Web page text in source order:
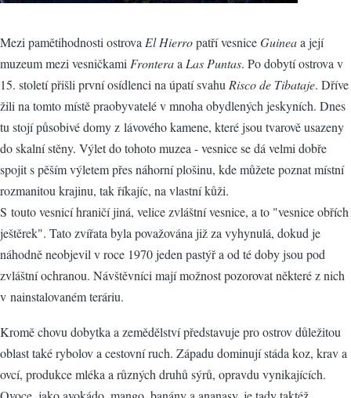
Mezi pamětihodnosti ostrova El Hierropatří vesniceGuineaa její
muzeum mezi vesničkami Fronteraa Las Puntas. Po dobytí ostrova v
15. století přišli první osídlenci na úpatí svahu Risco de Tibataje. Dříve
žili na tomto místě praobyvatelé v mnoha obydlených jeskyních. Dnes
tu stojí působivé domy z lávového kamene, které jsou tvarově usazeny
do skalní stěny. Výlet do tohoto muzea - vesnice se dá velmi dobře
spojit s pěším výletem přes náhorní plošinu, kde můžete poznat místní
rozmanitou krajinu, tak říkajíc, na vlastní kůži.
S touto vesnicí hraničí jiná, velice zvláštní vesnice, a to "vesnice obřích
ještěrek". Tato zvířata byla považována již za vyhynulá, dokud je
náhodně neobjevil v roce 1970 jeden pastýř a od té doby jsou pod
zvláštní ochranou. Návštěvníci mají možnost pozorovat některé z nich
v nainstalovaném teráriu.
Kromě chovu dobytka a zemědělství představuje pro ostrov důležitou
oblast také rybolov a cestovní ruch. Západu dominují stáda koz, krav a
ovcí, produkce mléka a různých druhů sýrů, opravdu vynikajících.